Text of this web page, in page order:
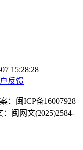
15:28:28
反馈
：闽ICP备16007928
：闽网文(2025)2584-